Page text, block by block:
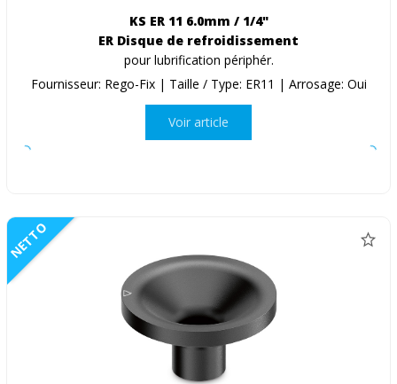
KS ER 11 6.0mm / 1/4"
ER Disque de refroidissement
pour lubrification périphér.
Fournisseur: Rego-Fix | Taille / Type: ER11 | Arrosage: Oui
Voir article
NETTO